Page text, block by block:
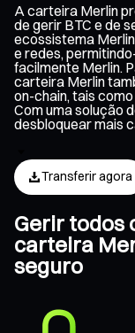
A carteira Merlin
de gerir BTC e de
ecossistema
e redes,
facilmente Merlin.
carteira Merlin
on-chain, tais
Com uma solução
desbloquear mais
Transferir agora
Gerir todos
carteira
seguro